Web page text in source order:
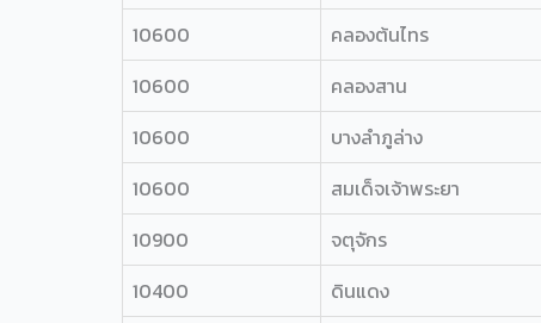
10600
คลองต้นไทร
10600
คลองสาน
10600
บางลำภูล่าง
10600
สมเด็จเจ้าพระยา
10900
จตุจักร
10400
ดินแดง